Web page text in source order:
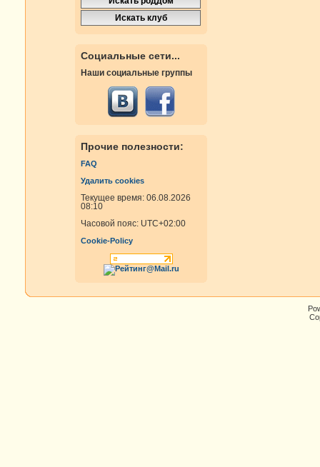
Социальные сети...
Наши социальные группы
Прочие полезности:
FAQ
Удалить cookies
Текущее время: 06.08.2026
08:10
Часовой пояс: UTC+02:00
Cookie-Policy